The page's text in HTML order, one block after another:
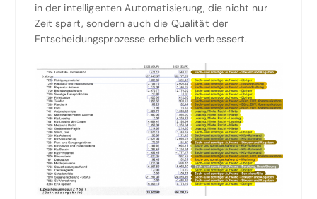
in der intelligenten Automatisierung, die nicht nur
Zeit spart, sondern auch die Qualität der
Entscheidungsprozesse erheblich verbessert.